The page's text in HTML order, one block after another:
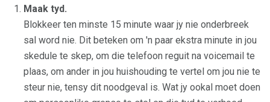
Maak tyd.
Blokkeer ten minste 15 minute waar jy nie onderbreek
sal word nie. Dit beteken om 'n paar ekstra minute in jou
skedule te skep, om die telefoon reguit na voicemail te
plaas, om ander in jou huishouding te vertel om jou nie te
steur nie, tensy dit noodgeval is. Wat jy ookal moet doen